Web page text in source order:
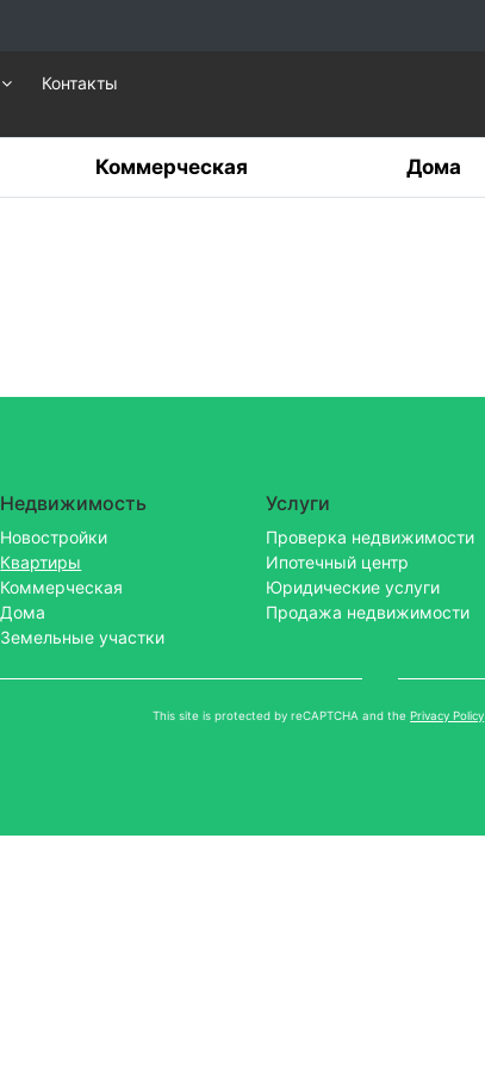
Контакты
Коммерческая Дома
Недвижимость
Новостройки
Квартиры
Коммерческая
Дома
Земельные участки
Услуги
Проверка недвижимости
Ипотечный центр
Юридические услуги
Продажа недвижимости
This site is protected by reCAPTCHA and thePrivacy Policy